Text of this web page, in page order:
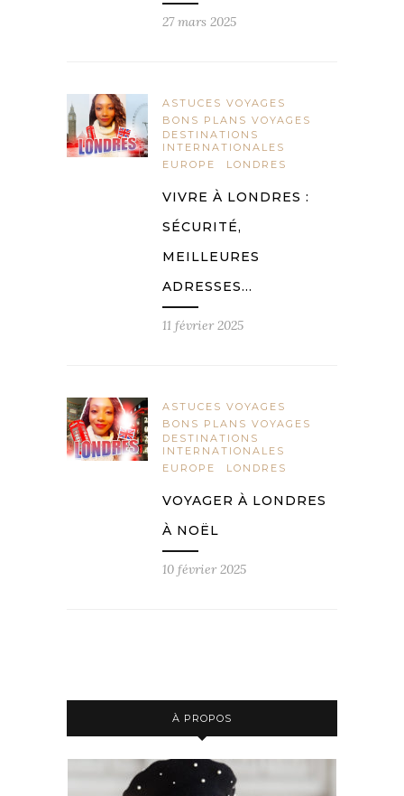
27 mars 2025
ASTUCES VOYAGES
BONS PLANS VOYAGES
DESTINATIONS
INTERNATIONALES
EUROPE
LONDRES
VIVRE À LONDRES :
SÉCURITÉ,
MEILLEURES
ADRESSES…
11 février 2025
ASTUCES VOYAGES
BONS PLANS VOYAGES
DESTINATIONS
INTERNATIONALES
EUROPE
LONDRES
VOYAGER À LONDRES
À NOËL
10 février 2025
À PROPOS